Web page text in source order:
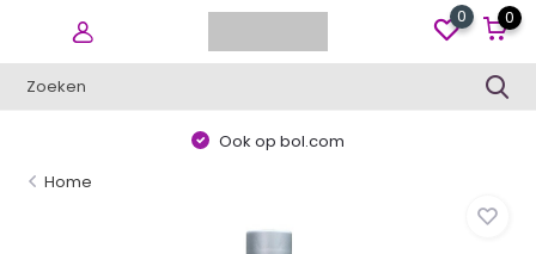
0 0
Ook op bol.com
Home